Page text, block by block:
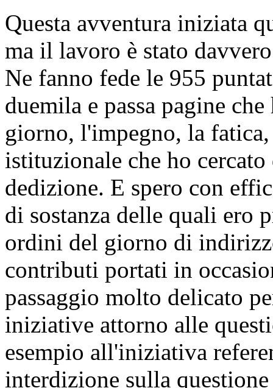
Questa avventura iniziata
ma il lavoro è stato
Ne fanno fede le 955
duemila e passa pagine
giorno, l'impegno, la
istituzionale che ho
dedizione. E spero con
di sostanza delle quali ero
ordini del giorno di
contributi portati in
passaggio molto delicato
iniziative attorno alle
esempio all'iniziativa
interdizione sulla